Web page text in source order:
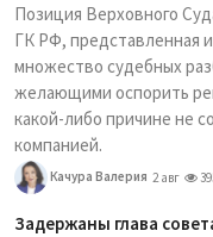
Позиция Верховного
ГК РФ, представленная
множество судебных
желающими оспорить
какой-либо причине не
компанией.
Качура Валерия 2 авг
Задержаны глава